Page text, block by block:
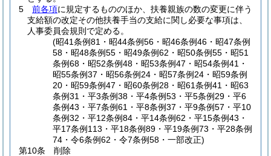
5
前各項に規定するもののほか、扶養親族の数の変更に伴う
支給額の改定その他扶養手当の支給に関し必要な事項は、
人事委員会規則で定める。
(昭41条例81・昭44条例56・昭46条例46・昭47条例
58・昭48条例55・昭49条例62・昭50条例55・昭51
条例68・昭52条例48・昭53条例47・昭54条例41・
昭55条例37・昭56条例24・昭57条例24・昭59条例
20・昭59条例47・昭60条例28・昭61条例41・昭63
条例31・平3条例38・平4条例53・平5条例29・平6
条例43・平7条例61・平8条例37・平9条例57・平10
条例32・平12条例84・平14条例62・平15条例43・
平17条例113・平18条例89・平19条例73・平28条例
74・令6条例62・令7条例58・一部改正)
第10条
削除